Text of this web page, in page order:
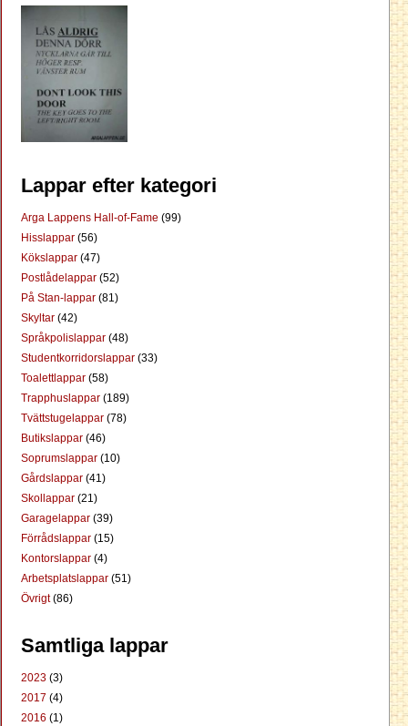
Lappar efter kategori
Arga Lappens Hall-of-Fame (99)
Hisslappar (56)
Kökslappar (47)
Postlådelappar (52)
På Stan-lappar (81)
Skyltar (42)
Språkpolislappar (48)
Studentkorridorslappar (33)
Toalettlappar (58)
Trapphuslappar (189)
Tvättstugelappar (78)
Butikslappar (46)
Soprumslappar (10)
Gårdslappar (41)
Skollappar (21)
Garagelappar (39)
Förrådslappar (15)
Kontorslappar (4)
Arbetsplatslappar (51)
Övrigt(86)
Samtliga lappar
2023 (3)
2017 (4)
2016 (1)